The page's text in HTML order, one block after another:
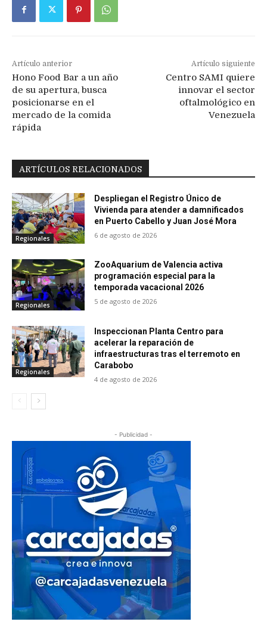
Artículo anterior
Hono Food Bar a un año
de su apertura, busca
posicionarse en el
mercado de la comida
rápida
Artículo siguiente
Centro SAMI quiere
innovar el sector
oftalmológico en
Venezuela
ARTÍCULOS RELACIONADOS
Regionales
Despliegan el Registro Único de
Vivienda para atender a damnificados
en Puerto Cabello y Juan José Mora
6 de agosto de 2026
Regionales
ZooAquarium de Valencia activa
programación especial para la
temporada vacacional 2026
5 de agosto de 2026
Regionales
Inspeccionan Planta Centro para
acelerar la reparación de
infraestructuras tras el terremoto en
Carabobo
4 de agosto de 2026
- Publicidad -